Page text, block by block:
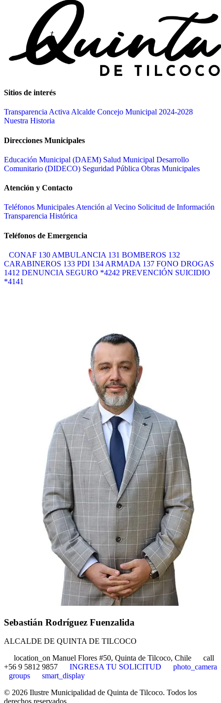
Sitios de interés
Transparencia Activa Alcalde Concejo Municipal 2024-2028
Nuestra Historia
Direcciones Municipales
Educación Municipal (DAEM) Salud Municipal Desarrollo
Comunitario (DIDECO) Seguridad Pública Obras Municipales
Atención y Contacto
Teléfonos Municipales Atención al Vecino Solicitud de Información
Transparencia Histórica
Teléfonos de Emergencia
CONAF 130 AMBULANCIA 131 BOMBEROS 132
CARABINEROS 133 PDI 134 ARMADA 137 FONO DROGAS
1412 DENUNCIA SEGURO *4242 PREVENCIÓN SUICIDIO
*4141
Sebastián Rodríguez Fuenzalida
ALCALDE DE QUINTA DE TILCOCO
location_on Manuel Flores #50, Quinta de Tilcoco, Chile
call
+56 9 5812 9857
INGRESA TU SOLICITUD
photo_camera
groups
smart_display
© 2026 Ilustre Municipalidad de Quinta de Tilcoco. Todos los